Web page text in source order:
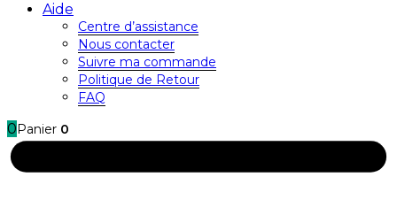
Aide
Centre d’assistance
Nous contacter
Suivre ma commande
Politique de Retour
FAQ
0 Panier 0